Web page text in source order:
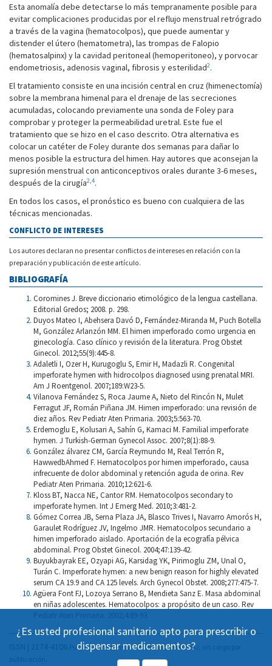
Esta anomalía debe detectarse lo más tempranamente posible para
evitar complicaciones producidas por el reflujo menstrual retrógrado
a través de la vagina (hematocolpos), que puede aumentar y
distender el útero (hematometra), las trompas de Falopio
(hematosalpinx) y la cavidad peritoneal (hemoperitoneo), y porvocar
endometriosis, adenosis vaginal, fibrosis y esterilidad2.
El tratamiento consiste en una incisión central en cruz (himenectomía)
sobre la membrana himenal para el drenaje de las secreciones
acumuladas, colocando previamente una sonda de Foley para
comprobar y proteger la permeabilidad uretral. Este fue el
tratamiento que se hizo en el caso descrito. Otra alternativa es
colocar un catéter de Foley durante dos semanas para dañar lo
menos posible la estructura del himen. Hay autores que aconsejan la
supresión menstrual con anticonceptivos orales durante 3-6 meses,
después de la cirugía2,4.
En todos los casos, el pronóstico es bueno con cualquiera de las
técnicas mencionadas.
CONFLICTO DE INTERESES
Los autores declaran no presentar conflictos de intereses en relación con la
preparación y publicación de este artículo.
BIBLIOGRAFÍA
Coromines J. Breve diccionario etimológico de la lengua castellana.
Editorial Gredos; 2008. p. 298.
Duyos Mateo I, Abehsera Davó D, Fernández-Miranda M, Puch Botella
M, González Arlanzón MM. El himen imperforado como urgencia en
ginecología. Caso clínico y revisión de la literatura. Prog Obstet
Ginecol. 2012;55(9):445-8.
Adaletli I, Ozer H, Kurugoglu S, Emir H, Madazli R. Congenital
imperforate hymen with hidrocolpos diagnosed using prenatal MRI.
Am J Roentgenol. 2007;189:W23-5.
Vilanova Fernández S, Roca Jaume A, Nieto del Rincón N, Mulet
Ferragut JF, Román Piñana JM. Himen imperforado: una revisión de
diez años. Rev Pediatr Aten Primaria. 2003;5:563-70.
Erdemoglu E, Kolusari A, Sahín G, Kamaci M. Familial imperforate
hymen. J Turkish-German Gynecol Assoc. 2007;8(1):88-9.
González álvarez CM, García Reymundo M, Real Terrón R,
HawwedbAhmed F. Hematocolpos por himen imperforado, causa
infrecuente de dolor abdominal y retención aguda de orina. Rev
Pediatr Aten Primaria. 2010;12:621-6.
Kloss BT, Nacca NE, Cantor RM. Hematocolpos secondary to
imperforate hymen. Int J Emerg Med. 2010;3:481-2.
Gómez Correa JB, Serna Plaza JA, Blasco Trives I, Navarro Amorós H,
Garaulet Rodríguez JV, Ingelmo JMR. Hematocolpos secundario a
himen imperforado aislado. Aportación de la ecografía pélvica
abdominal. Prog Obstet Ginecol. 2004;47:139-42.
Buyukbayrak EE, Ozyapi AG, Karsidag YK, Pirimoglu ZM, Unal O,
Turán C. Imperforate hymen: a new benign reason for highly elevated
serum CA 19.9 and CA 125 levels. Arch Gynecol Obstet. 2008;277:475-7.
Agüera Font FJ, Lozoya Serrano B, Mendieta Sanz E. Masa abdominal
en niñas adolescentes. Hematocolpos: a propósito de un caso. Rev
¿Es usted profesional sanitario apto para prescribir o
dispensar medicamentos?
Publicación Open Acess, incluida en DOAJ, sin cargo por